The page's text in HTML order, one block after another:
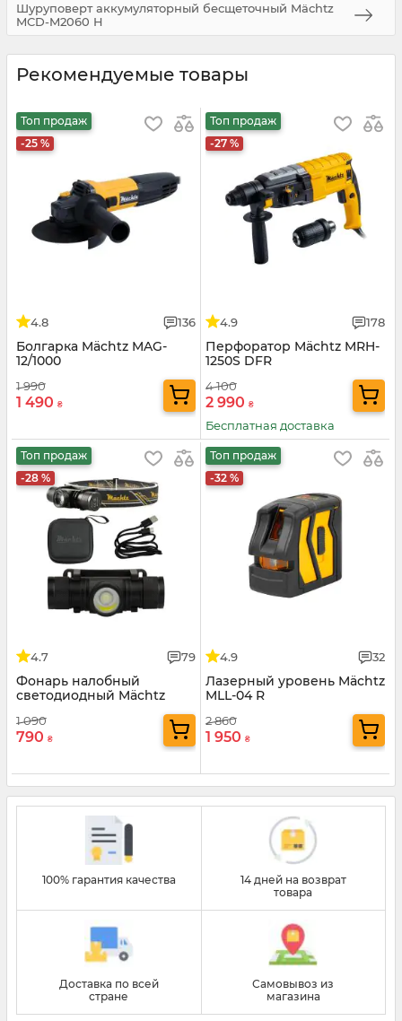
Шуруповерт аккумуляторный бесщеточный Mächtz
MCD-M2060 H
Рекомендуемые товары
Топ продаж
-25 %
4.8 136
Болгарка Mächtz MAG-
12/1000
1 990
1 490 ₴
Топ продаж
-27 %
4.9 178
Перфоратор Mächtz MRH-
1250S DFR
4 100
2 990 ₴
Бесплатная доставка
Топ продаж
-28 %
4.7 79
Фонарь налобный
светодиодный Mächtz
1 090
790 ₴
Топ продаж
-32 %
4.9 32
Лазерный уровень Mächtz
MLL-04 R
2 860
1 950 ₴
100% гарантия качества
14 дней на возврат
товара
Доставка по всей
стране
Самовывоз из
магазина